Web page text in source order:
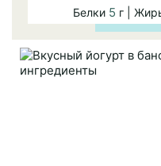
Белки 5 г |